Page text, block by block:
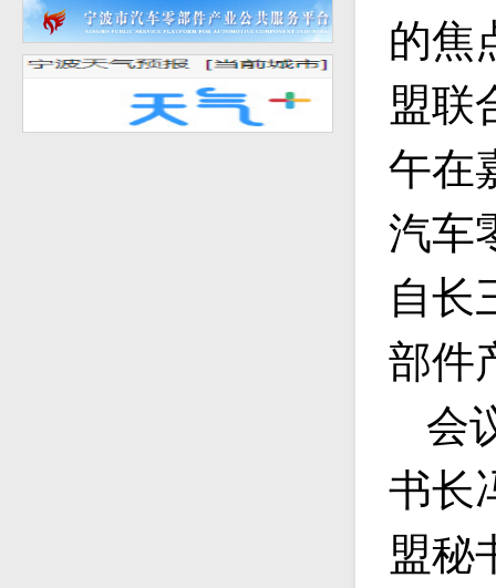
的焦
盟联
午在
汽车
自长
部件
会
书长
盟秘